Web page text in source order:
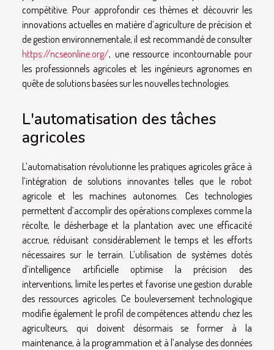
compétitive. Pour approfondir ces thèmes et découvrir les
innovations actuelles en matière d’agriculture de précision et
de gestion environnementale, il est recommandé de consulter
https://ncseonline.org/, une ressource incontournable pour
les professionnels agricoles et les ingénieurs agronomes en
quête de solutions basées sur les nouvelles technologies.
L'automatisation des tâches
agricoles
L’automatisation révolutionne les pratiques agricoles grâce à
l’intégration de solutions innovantes telles que le robot
agricole et les machines autonomes. Ces technologies
permettent d’accomplir des opérations complexes comme la
récolte, le désherbage et la plantation avec une efficacité
accrue, réduisant considérablement le temps et les efforts
nécessaires sur le terrain. L’utilisation de systèmes dotés
d’intelligence artificielle optimise la précision des
interventions, limite les pertes et favorise une gestion durable
des ressources agricoles. Ce bouleversement technologique
modifie également le profil de compétences attendu chez les
agriculteurs, qui doivent désormais se former à la
maintenance, à la programmation et à l’analyse des données